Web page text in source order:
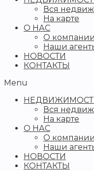
Вся
На карте
О НАС
О компании
Наши
НОВОСТИ
КОНТАКТЫ
Menu
Вся
На карте
О НАС
О компании
Наши
НОВОСТИ
КОНТАКТЫ